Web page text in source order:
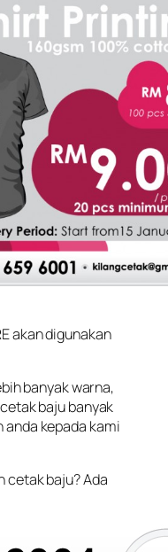
akan digunakan
banyak warna,
baju banyak
anda kepada kami
cetak baju? Ada